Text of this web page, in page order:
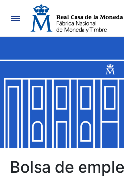
Navegación
Mostrar/Ocultar
Mostrar/Ocultar
Mostrar/Ocultar
Bolsa de